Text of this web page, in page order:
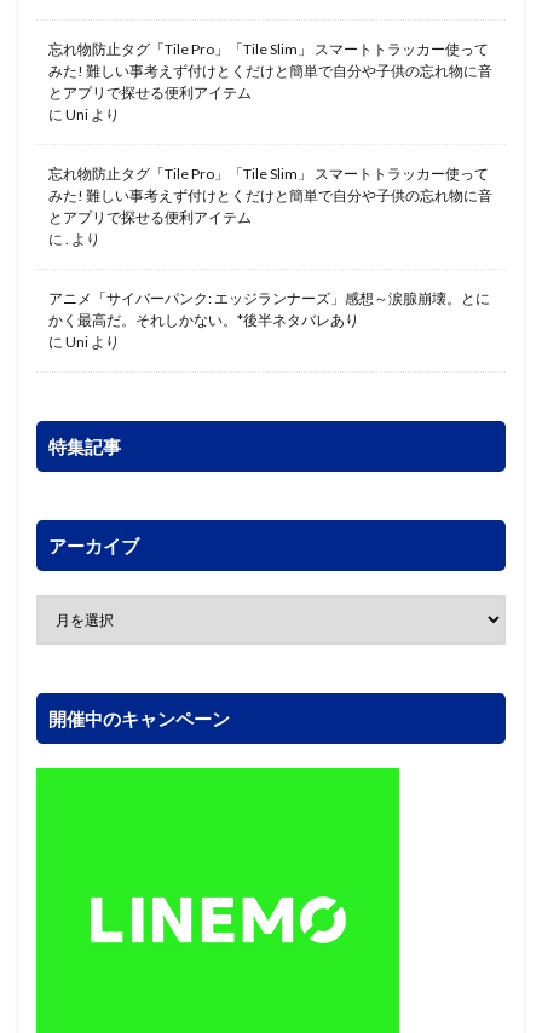
忘れ物防止タグ「Tile Pro」「Tile Slim」 スマートトラッカー使って
みた! 難しい事考えず付けとくだけと簡単で自分や子供の忘れ物に音
とアプリで探せる便利アイテム
に Uni より
忘れ物防止タグ「Tile Pro」「Tile Slim」 スマートトラッカー使って
みた! 難しい事考えず付けとくだけと簡単で自分や子供の忘れ物に音
とアプリで探せる便利アイテム
に
より
アニメ「サイバーパンク: エッジランナーズ」感想～涙腺崩壊。とに
かく最高だ。それしかない。*後半ネタバレあり
に Uni より
特集記事
アーカイブ
開催中のキャンペーン